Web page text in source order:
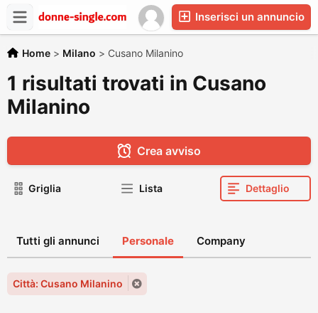
Inserisci un annuncio
Home > Milano > Cusano Milanino
1 risultati trovati in Cusano
Milanino
Crea avviso
Griglia Lista Dettaglio
Tutti gli annunci Personale Company
Città: Cusano Milanino